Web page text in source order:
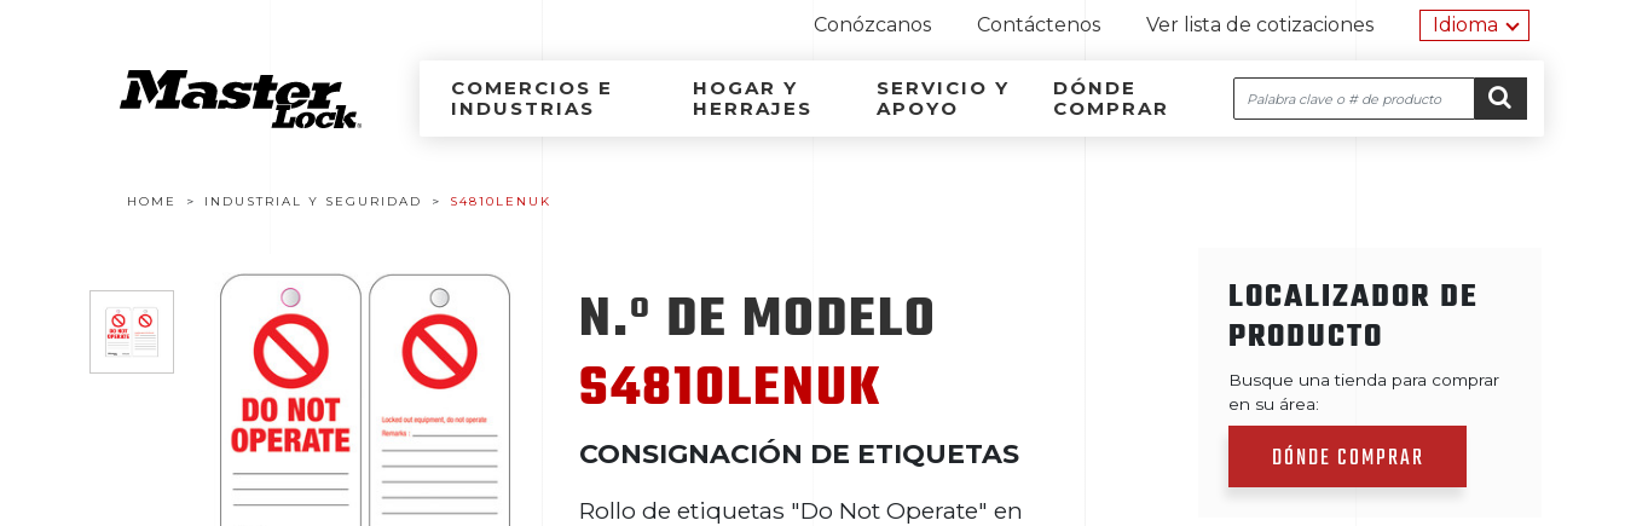
Ir al contenido
Conózcanos Contáctenos Ver lista de cotizaciones Idioma
Navegación por el sitio
Ir al contenido
COMERCIOS E
INDUSTRIAS
HOGAR Y
HERRAJES
SERVICIO Y
APOYO
DÓNDE
COMPRAR
Buscar
HOME INDUSTRIAL Y SEGURIDAD S4810LENUK
N.º DE MODELO
S4810LENUK
CONSIGNACIÓN DE ETIQUETAS
Rollo de etiquetas "Do Not Operate" en
LOCALIZADOR DE
PRODUCTO
Busque una tienda para comprar
en su área:
DÓNDE COMPRAR